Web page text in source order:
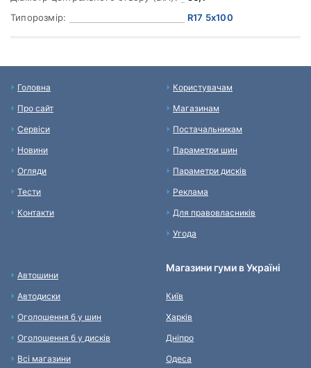
Типорозмір:
R17 5x100
Головна
Про сайт
Сервіси
Новини
Огляди
Тести
Контакти
Користувачам
Магазинам
Постачальникам
Параметри шин
Параметри дисків
Реклама
Для правовласників
Угода
Автошини
Автодиски
Оголошення б у шин
Оголошення б у дисків
Всі магазини
Магазини гуми в Україні
Київ
Харків
Дніпро
Одеса